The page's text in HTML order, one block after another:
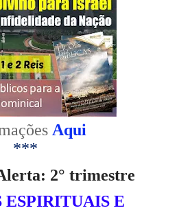
Aqui
***
2° trimestre
ESPIRITUAIS E